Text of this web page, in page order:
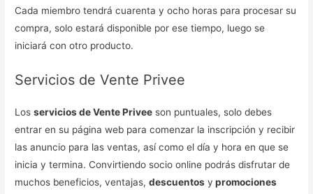
Cada miembro tendrá cuarenta y ocho horas para procesar su
compra, solo estará disponible por ese tiempo, luego se
iniciará con otro producto.
Servicios de Vente Privee
Losservicios de Vente Privee son puntuales, solo debes
entrar en su página web para comenzar la inscripción y recibir
las anuncio para las ventas, así como el día y hora en que se
inicia y termina. Convirtiendo socio online podrás disfrutar de
muchos beneficios, ventajas,descuentos y promociones